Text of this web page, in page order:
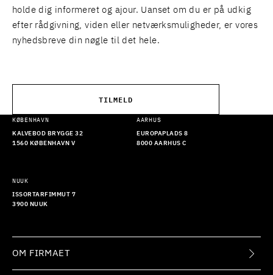
holde dig informeret og ajour. Uanset om du er på udkig
efter rådgivning, viden eller netværksmuligheder, er vores
nyhedsbreve din nøgle til det hele.
TILMELD
KØBENHAVN
KALVEBOD BRYGGE 32
1560 KØBENHAVN V
AARHUS
EUROPAPLADS 8
8000 AARHUS C
NUUK
ISSORTARFIMMUT 7
3900 NUUK
OM FIRMAET